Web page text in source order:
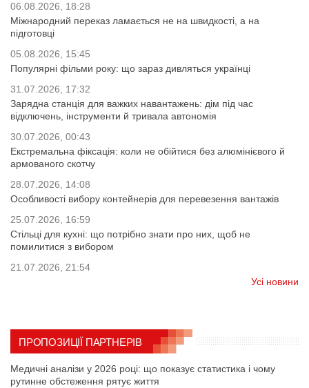
06.08.2026, 18:28
Міжнародний переказ ламається не на швидкості, а на
підготовці
05.08.2026, 15:45
Популярні фільми року: що зараз дивляться українці
31.07.2026, 17:32
Зарядна станція для важких навантажень: дім під час
відключень, інструменти й тривала автономія
30.07.2026, 00:43
Екстремальна фіксація: коли не обійтися без алюмінієвого й
армованого скотчу
28.07.2026, 14:08
Особливості вибору контейнерів для перевезення вантажів
25.07.2026, 16:59
Стільці для кухні: що потрібно знати про них, щоб не
помилитися з вибором
21.07.2026, 21:54
Усі новини
ПРОПОЗИЦІЇ ПАРТНЕРІВ
Медичні аналізи у 2026 році: що показує статистика і чому
рутинне обстеження рятує життя